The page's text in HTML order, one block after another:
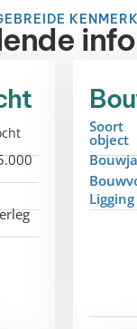
Soort
object
Ligging